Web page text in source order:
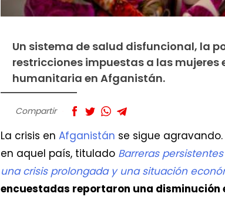
Un sistema de salud disfuncional, la
restricciones impuestas a las
humanitaria en Afganistán.
Compartir
La crisis en Afganistán se sigue
en aquel país, titulado Barreras
una crisis prolongada y una situación
encuestadas reportaron una disminución